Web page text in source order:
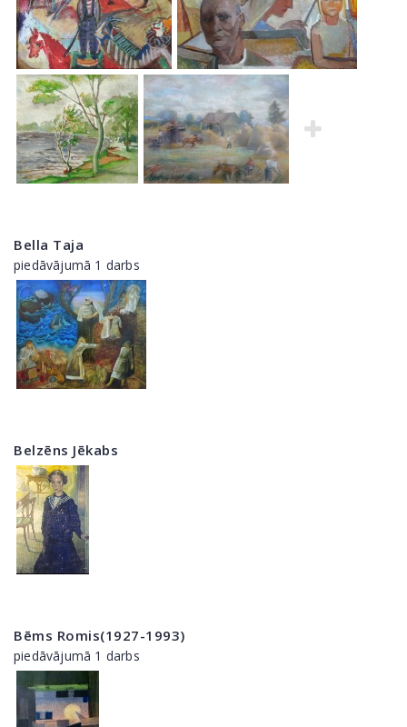
Bella Taja
piedāvājumā 1 darbs
Belzēns Jēkabs
Bēms Romis(1927-1993)
piedāvājumā 1 darbs